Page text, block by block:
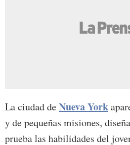
La ciudad deNueva York
y de pequeñas misiones,
prueba las habilidades del